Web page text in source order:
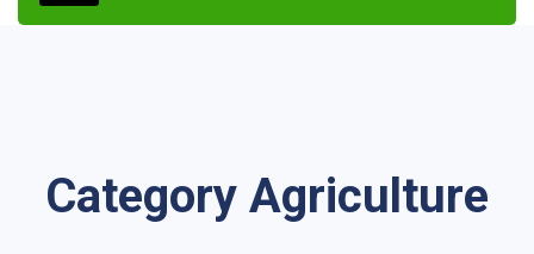
Category Agriculture